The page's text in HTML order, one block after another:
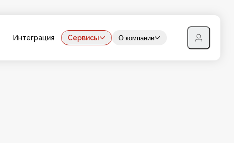
Интеграция Сервисы О компании